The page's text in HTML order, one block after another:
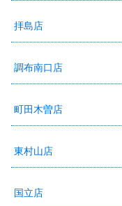
拝島店
調布南口店
町田木曽店
東村山店
国立店